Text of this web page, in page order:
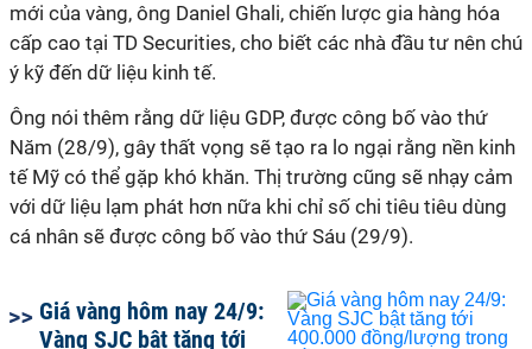
mới của vàng, ông Daniel Ghali, chiến lược gia hàng hóa
cấp cao tại TD Securities, cho biết các nhà đầu tư nên chú
ý kỹ đến dữ liệu kinh tế.
Ông nói thêm rằng dữ liệu GDP, được công bố vào thứ
Năm (28/9), gây thất vọng sẽ tạo ra lo ngại rằng nền kinh
tế Mỹ có thể gặp khó khăn. Thị trường cũng sẽ nhạy cảm
với dữ liệu lạm phát hơn nữa khi chỉ số chi tiêu tiêu dùng
cá nhân sẽ được công bố vào thứ Sáu (29/9).
Giá vàng hôm nay 24/9:
Vàng SJC bật tăng tới